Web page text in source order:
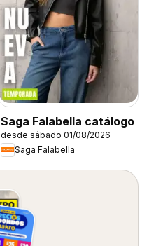
Saga Falabella catálogo
desde sábado 01/08/2026
Saga Falabella